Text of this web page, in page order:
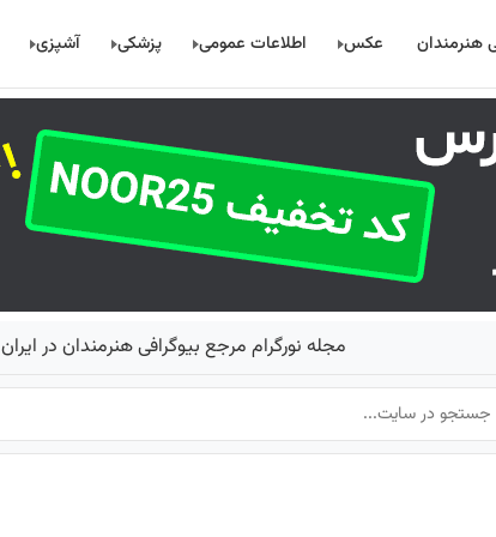
هنرمندان عکس اطلاعات عمومی پزشکی آشپزی
مجله نورگرام مرجع بیوگرافی هنرمندان در ایران